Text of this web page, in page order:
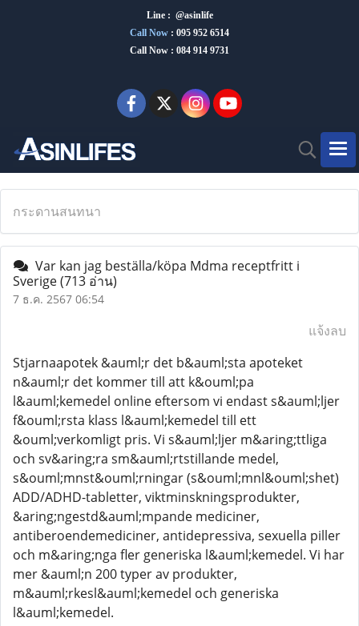
Line : @asinlife
Call Now : 095 952 6514
Call Now : 084 914 9731
กระดานสนทนา
Var kan jag beställa/köpa Mdma receptfritt i
Sverige(713 อ่าน)
7 ธ.ค. 2567 06:54
แจ้งลบ
Stjarnaapotek &auml;r det b&auml;sta apoteket
n&auml;r det kommer till att k&ouml;pa
l&auml;kemedel online eftersom vi endast s&auml;ljer
f&ouml;rsta klass l&auml;kemedel till ett
&ouml;verkomligt pris. Vi s&auml;ljer m&aring;ttliga
och sv&aring;ra sm&auml;rtstillande medel,
s&ouml;mnst&ouml;rningar (s&ouml;mnl&ouml;shet)
ADD/ADHD-tabletter, viktminskningsprodukter,
&aring;ngestd&auml;mpande mediciner,
antiberoendemediciner, antidepressiva, sexuella piller
och m&aring;nga fler generiska l&auml;kemedel. Vi har
mer &auml;n 200 typer av produkter,
m&auml;rkesl&auml;kemedel och generiska
l&auml;kemedel.